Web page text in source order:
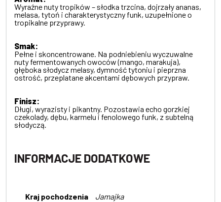
Wyraźne nuty tropików – słodka trzcina, dojrzały ananas,
melasa, tytoń i charakterystyczny funk, uzupełnione o
tropikalne przyprawy.
Smak:
Pełne i skoncentrowane. Na podniebieniu wyczuwalne
nuty fermentowanych owoców (mango, marakuja),
głęboka słodycz melasy, dymność tytoniu i pieprzna
ostrość, przeplatane akcentami dębowych przypraw.
Finisz:
Długi, wyrazisty i pikantny. Pozostawia echo gorzkiej
czekolady, dębu, karmelu i fenolowego funk, z subtelną
słodyczą.
INFORMACJE DODATKOWE
Kraj pochodzenia Jamajka